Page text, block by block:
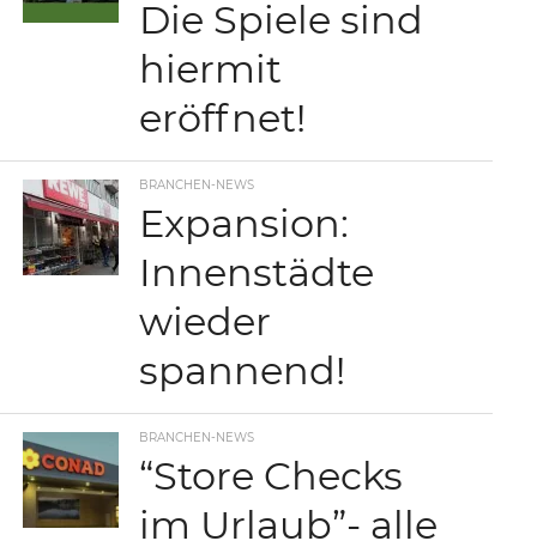
Die Spiele sind
hiermit
eröffnet!
BRANCHEN-NEWS
Expansion:
Innenstädte
wieder
spannend!
BRANCHEN-NEWS
“Store Checks
im Urlaub”- alle